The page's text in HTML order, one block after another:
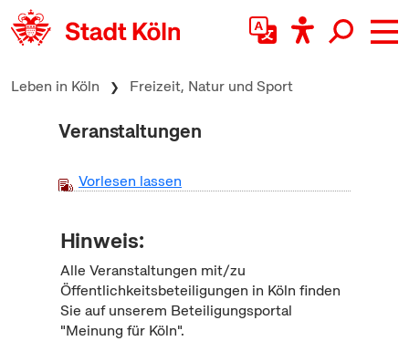
zum Inhalt springen
Leben in Köln Freizeit, Natur und Sport
Veranstaltungen
Vorlesen lassen
Hinweis:
Alle Veranstaltungen mit/zu
Öffentlichkeitsbeteiligungen in Köln finden
Sie auf unserem Beteiligungsportal
"Meinung für Köln".